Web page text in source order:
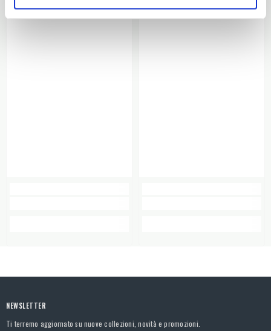
NEWSLETTER
Ti terremo aggiornato su nuove collezioni, novità e promozioni.